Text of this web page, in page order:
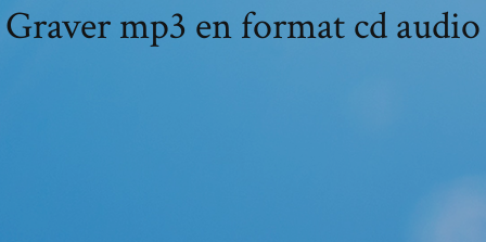
Graver mp3 en format cd audio